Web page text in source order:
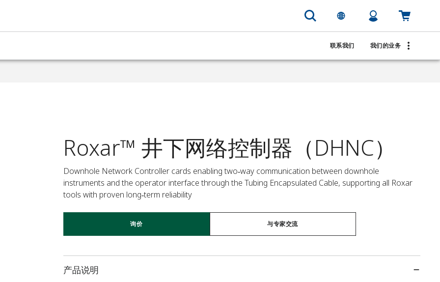
联系我们 我们的业务
Roxar™ 井下网络控制器（DHNC）
Downhole Network Controller cards enabling two‑way communication between downhole
instruments and the operator interface through the Tubing Encapsulated Cable, supporting all Roxar
tools with proven long‑term reliability
询价 与专家交流
产品说明